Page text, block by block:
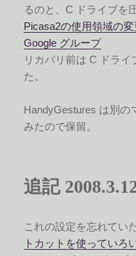
るのと、C ドライブを
Picasa2の使用領域の
Google グループ
リカバリ前は C ドライ
た。
HandyGestures は別の
みたので保留。
追記
これの設定を忘れてい
トカットを使っていろ